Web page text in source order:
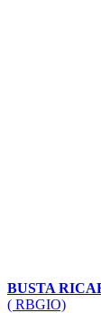
BUSTA
( RBGIO)